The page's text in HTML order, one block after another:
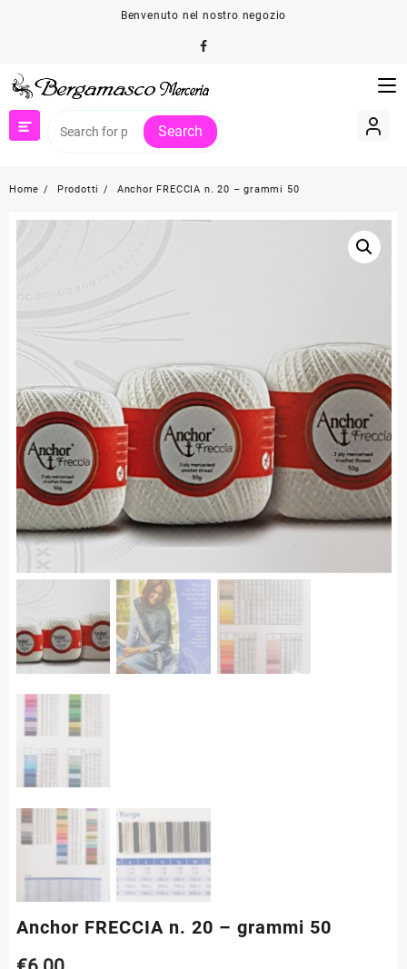
Benvenuto nel nostro negozio
Search
Home Prodotti Anchor FRECCIA n. 20 – grammi 50
Anchor FRECCIA n. 20 – grammi 50